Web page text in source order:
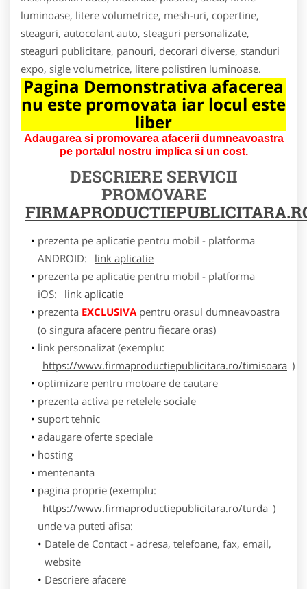
luminoase, litere volumetrice, mesh-uri, copertine,
steaguri, autocolant auto, steaguri personalizate,
steaguri publicitare, panouri, decorari diverse, standuri
expo, sigle volumetrice, litere polistiren luminoase.
Pagina Demonstrativa afacerea
nu este promovata iar locul este
liber
Adaugarea si promovarea afacerii dumneavoastra
pe portalul nostru implica si un cost.
DESCRIERE SERVICII
PROMOVARE
prezenta pe aplicatie pentru mobil - platforma
ANDROID:
link aplicatie
prezenta pe aplicatie pentru mobil - platforma
iOS:
link aplicatie
prezenta EXCLUSIVApentru orasul dumneavoastra
(o singura afacere pentru fiecare oras)
link personalizat (exemplu:
https://www.firmaproductiepublicitara.ro/timisoara )
optimizare pentru motoare de cautare
prezenta activa pe retelele sociale
suport tehnic
adaugare oferte speciale
hosting
mentenanta
pagina proprie (exemplu:
https://www.firmaproductiepublicitara.ro/turda )
unde va puteti afisa:
Datele de Contact - adresa, telefoane, fax, email,
website
Descriere afacere